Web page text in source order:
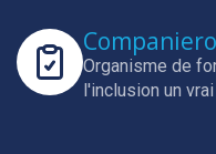
Organisme de
l'inclusion un